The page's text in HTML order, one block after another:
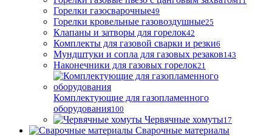
Горелки газосварочные49
Горелки кровельные газовоздушные25
Клапаны и затворы для горелок42
Комплекты для газовой сварки и резки6
Мундштуки и сопла для газовых резаков143
Наконечники для газовых горелок21
Комплектующие для газопламенного
оборудования100
Червячные хомуты17
Сварочные материалы